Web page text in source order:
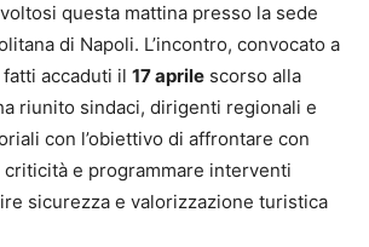
questa mattina presso la sede
di Napoli. L’incontro, convocato a
accaduti il 17 aprile scorso alla
riunito sindaci, dirigenti regionali e
con l’obiettivo di affrontare con
e programmare interventi
sicurezza e valorizzazione turistica